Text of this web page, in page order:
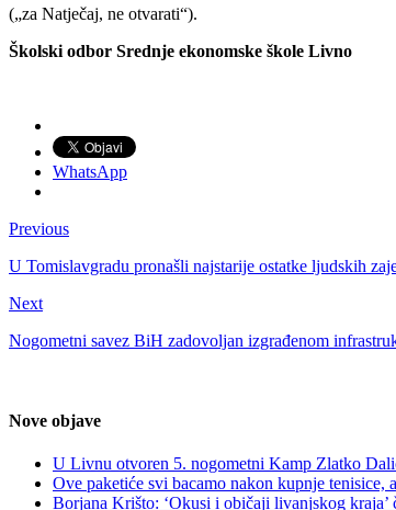
(„za Natječaj, ne otvarati“).
Školski odbor Srednje ekonomske škole Livno
WhatsApp
Previous
U Tomislavgradu pronašli najstarije ostatke ljudskih
Next
Nogometni savez BiH zadovoljan izgrađenom
Nove objave
U Livnu otvoren 5. nogometni Kamp Zlatko
Ove paketiće svi bacamo nakon kupnje tenisice,
Borjana Krišto: ‘Okusi i običaji livanjskog